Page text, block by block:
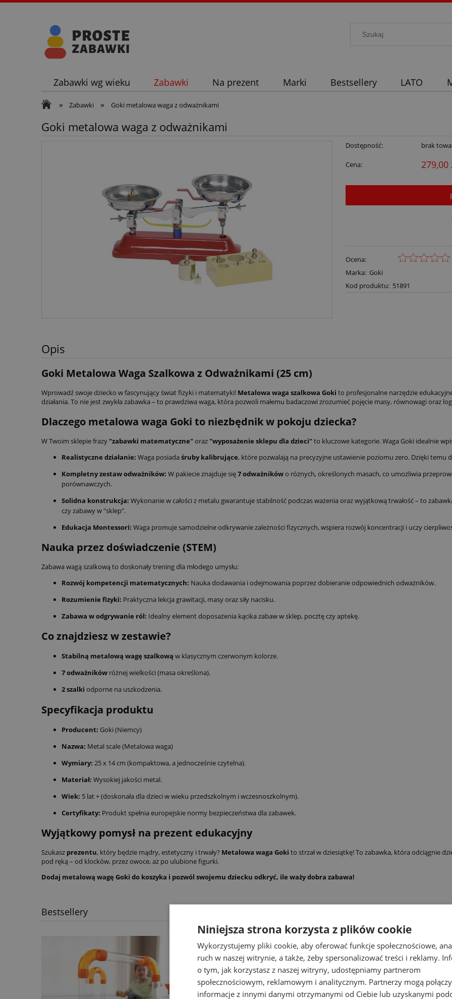
Zabawki wg wieku Zabawki Na prezent Marki Bestsellery LATO
» Zabawki » Goki metalowa waga z odważnikami
Goki metalowa waga z odważnikami
Dostępność: brak
Cena: 279,00
Ocena:
Marka: Goki
Kod produktu: 51891
Opis
Goki Metalowa Waga Szalkowa z Odważnikami (25 cm)
Wprowadź swoje dziecko w fascynujący świat fizyki i matematyki! Metalowa waga szalkowa Goki to profesjonalne narzędzie
działania. To nie jest zwykła zabawka – to prawdziwa waga, która pozwoli małemu badaczowi zrozumieć pojęcie masy, równowagi oraz
Dlaczego metalowa waga Goki to niezbędnik w pokoju dziecka?
W Twoim sklepie frazy "zabawki matematyczne"oraz "wyposażenie sklepu dla dzieci"to kluczowe kategorie. Waga Goki idealnie
Realistyczne działanie: Waga posiada śruby kalibrujące, które pozwalają na precyzyjne ustawienie poziomu zero. Dzięki temu
Kompletny zestaw odważników: W pakiecie znajduje się7 odważnikówo różnych, określonych masach, co umożliwia
porównawczych.
Solidna konstrukcja: Wykonanie w całości z metalu gwarantuje stabilność podczas ważenia oraz wyjątkową trwałość – to
czy zabawy w "sklep".
Edukacja Montessori: Waga promuje samodzielne odkrywanie zależności fizycznych, wspiera rozwój koncentracji i uczy
Nauka przez doświadczenie (STEM)
Zabawa wagą szalkową to doskonały trening dla młodego umysłu:
Rozwój kompetencji matematycznych: Nauka dodawania i odejmowania poprzez dobieranie odpowiednich odważników.
Rozumienie fizyki: Praktyczna lekcja grawitacji, masy oraz siły nacisku.
Zabawa w odgrywanie ról: Idealny element doposażenia kącika zabaw w sklep, pocztę czy aptekę.
Co znajdziesz w zestawie?
Stabilną metalową wagę szalkową w klasycznym czerwonym kolorze.
7 odważników różnej wielkości (masa określona).
2 szalki odporne na uszkodzenia.
Specyfikacja produktu
Producent: Goki (Niemcy)
Nazwa: Metal scale (Metalowa waga)
Wymiary: 25 x 14 cm (kompaktowa, a jednocześnie czytelna).
Materiał: Wysokiej jakości metal.
Wiek: 5 lat + (doskonała dla dzieci w wieku przedszkolnym i wczesnoszkolnym).
Certyfikaty: Produkt spełnia europejskie normy bezpieczeństwa dla zabawek.
Wyjątkowy pomysł na prezent edukacyjny
Szukasz prezentu, który będzie mądry, estetyczny i trwały? Metalowa waga Goki to strzał w dziesiątkę! To zabawka, która odciągnie
pod ręką – od klocków, przez owoce, aż po ulubione figurki.
Dodaj metalową wagę Goki do koszyka i pozwól swojemu dziecku odkryć, ile waży dobra zabawa!
Bestsellery
Niniejsza strona korzysta z plików cookie
Wykorzystujemy pliki cookie, aby oferować funkcje społecznościowe,
ruch w naszej witrynie, a także, żeby spersonalizować treści i reklamy.
o tym, jak korzystasz z naszej witryny, udostępniamy partnerom
społecznościowym, reklamowym i analitycznym. Partnerzy mogą
informacje z innymi danymi otrzymanymi od Ciebie lub uzyskanymi